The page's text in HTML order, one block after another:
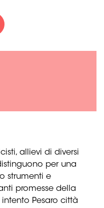
allievi di diversi
per una
strumenti e
promesse della
Pesaro città